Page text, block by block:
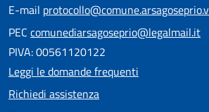
E-mail
PEC comunediarsagoseprio@legalmail.it
PIVA: 00561120122
Leggi le domande frequenti
Richiedi assistenza